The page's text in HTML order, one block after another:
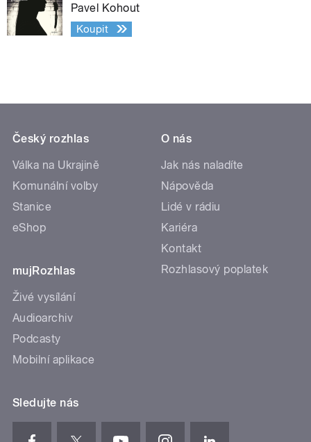
Pavel Kohout
Koupit
Český rozhlas
Válka na Ukrajině
Komunální volby
Stanice
eShop
mujRozhlas
Živé vysílání
Audioarchiv
Podcasty
Mobilní aplikace
O nás
Jak nás naladíte
Nápověda
Lidé v rádiu
Kariéra
Kontakt
Rozhlasový poplatek
Sledujte nás